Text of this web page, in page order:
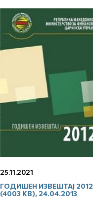
25.11.2021
ГОДИШЕН ИЗВЕШТАЈ 2012
(4003 KB), 24.04.2013